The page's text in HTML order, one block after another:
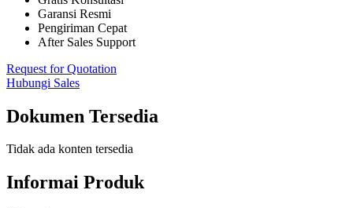
Garansi Resmi
Pengiriman Cepat
After Sales Support
Request for Quotation
Hubungi Sales
Dokumen Tersedia
Tidak ada konten tersedia
Informai Produk